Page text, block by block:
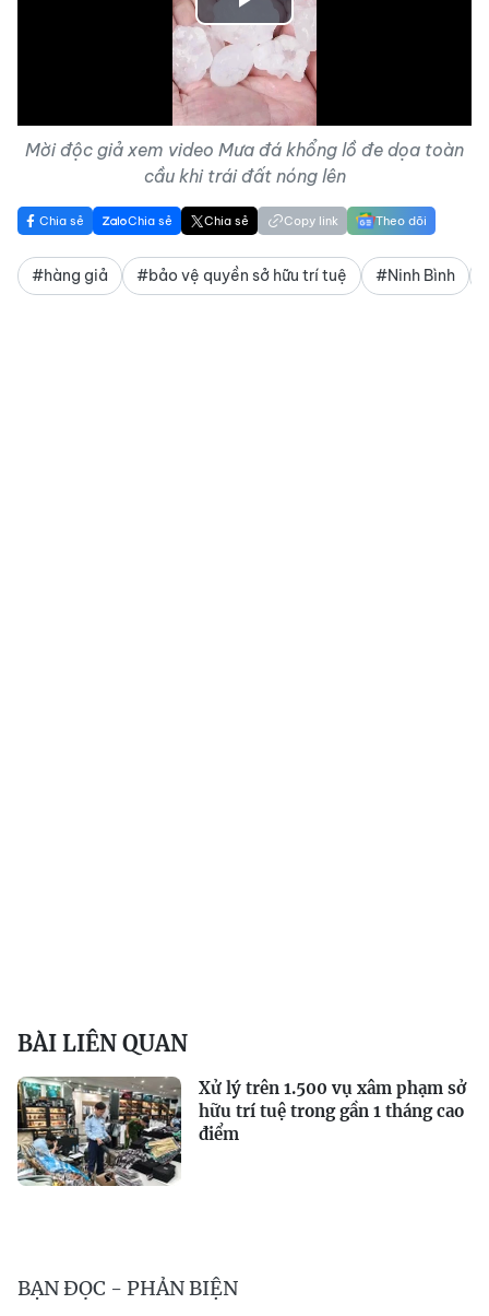
Play
Video
Mời độc giả xem video Mưa đá khổng lồ đe dọa toàn
cầu khi trái đất nóng lên
Chia sẻ Chia sẻ Chia sẻ Copy link Theo dõi
#hàng giả #bảo vệ quyền sở hữu trí tuệ #Ninh Bình
BÀI LIÊN QUAN
Xử lý trên 1.500 vụ xâm phạm sở
hữu trí tuệ trong gần 1 tháng cao
điểm
BẠN ĐỌC - PHẢN BIỆN